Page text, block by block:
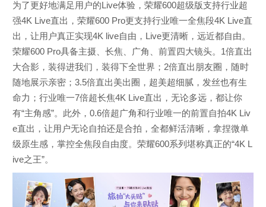
为了更好地满足用户的Live体验，荣耀600超级版支持行业超
强4K Live直出，荣耀600 Pro更支持行业唯一全焦段4K Live直
出，让用户真正实现4K live自由，Live更清晰，远近都自由。
荣耀600 Pro具备主摄、长焦、广角、前置四大镜头。1倍直出
大合影，装得进我们，装得下全世界；2倍直出朋友圈，随时
随地展示亲密；3.5倍直出美出圈，超美超细腻，发丝也有生
命力；行业唯一7倍超长焦4K Live直出，无论多远，都让你
有“主角感”。此外，0.6倍超广角和行业唯一的前置自拍4K Liv
e直出，让用户无论自拍还是合拍，全都鲜活清晰，拿捏微单
级原生感，掌控全焦段自由度。荣耀600系列堪称真正的“4K L
ive之王”。